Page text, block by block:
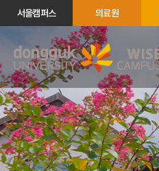
서울캠퍼스 의료원